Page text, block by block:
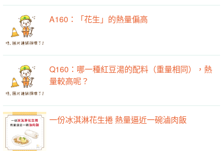
A160：「花生」的熱量偏高
Q160：哪一種紅豆湯的配料（重量相同），熱
量較高呢？
一份冰淇淋花生捲 熱量逼近一碗滷肉飯